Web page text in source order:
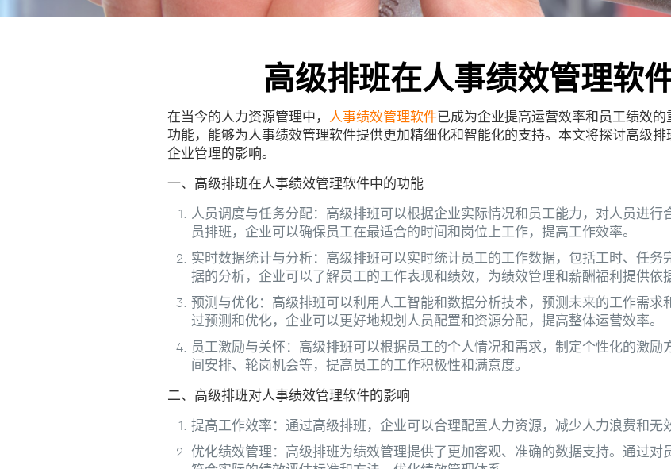
高级排班在人事绩效管理软
在当今的人力资源管理中， 人事绩效管理软件已成为企业提高运营效率和员工绩效
功能，能够为人事绩效管理软件提供更加精细化和智能化的支持。本文将探讨高级
企业管理的影响。
一、高级排班在人事绩效管理软件中的功能
人员调度与任务分配：高级排班可以根据企业实际情况和员工能力，对人员进
员排班，企业可以确保员工在最适合的时间和岗位上工作，提高工作效率。
实时数据统计与分析：高级排班可以实时统计员工的工作数据，包括工时、任
据的分析，企业可以了解员工的工作表现和绩效，为绩效管理和薪酬福利提供依
预测与优化：高级排班可以利用人工智能和数据分析技术，预测未来的工作需求
过预测和优化，企业可以更好地规划人员配置和资源分配，提高整体运营效率。
员工激励与关怀：高级排班可以根据员工的个人情况和需求，制定个性化的激
间安排、轮岗机会等，提高员工的工作积极性和满意度。
二、高级排班对人事绩效管理软件的影响
提高工作效率：通过高级排班，企业可以合理配置人力资源，减少人力浪费和无
优化绩效管理：高级排班为绩效管理提供了更加客观、准确的数据支持。通过对